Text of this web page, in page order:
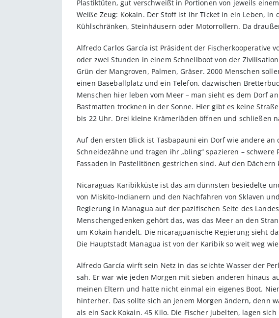
Plastiktüten, gut verschweißt in Portionen von jeweils
Weiße Zeug: Kokain. Der Stoff ist ihr Ticket in ein Leben,
Kühlschränken, Steinhäusern oder Motorrollern. Da
Alfredo Carlos García ist Präsident der Fischerkooperative
oder zwei Stunden in einem Schnellboot von der
Grün der Mangroven, Palmen, Gräser. 2000 Menschen
einen Baseballplatz und ein Telefon, dazwischen
Menschen hier leben vom Meer – man sieht es dem Dorf
Bastmatten trocknen in der Sonne. Hier gibt es keine
bis 22 Uhr. Drei kleine Krämerläden öffnen und schließen
Auf den ersten Blick ist Tasbapauni ein Dorf wie andere
Schneidezähne und tragen ihr „bling“ spazieren –
Fassaden in Pastelltönen gestrichen sind. Auf den
Nicaraguas Karibikküste ist das am dünnsten besiedelte
von Miskito-Indianern und den Nachfahren von Sklaven
Regierung in Managua auf der pazifischen Seite des
Menschengedenken gehört das, was das Meer an den
um Kokain handelt. Die nicaraguanische Regierung sieht
Die Hauptstadt Managua ist von der Karibik so weit weg
Alfredo García wirft sein Netz in das seichte Wasser der
sah. Er war wie jeden Morgen mit sieben anderen hinaus
meinen Eltern und hatte nicht einmal ein eigenes Boot.
hinterher. Das sollte sich an jenem Morgen ändern, denn
als ein Sack Kokain. 45 Kilo. Die Fischer jubelten, lagen